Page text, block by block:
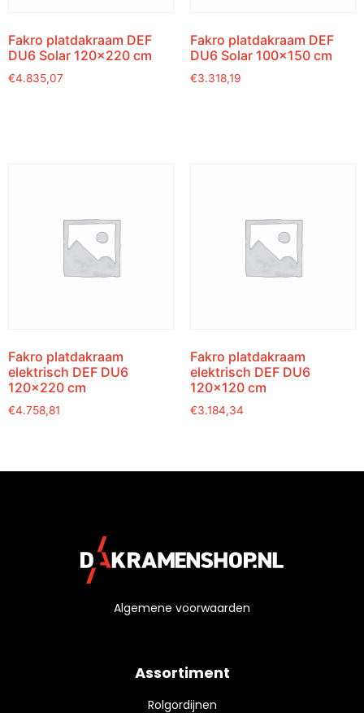
Fakro platdakraam DEF
DU6 Solar 120×220 cm
€4.835,07
Fakro platdakraam DEF
DU6 Solar 100×150 cm
€3.318,19
Fakro platdakraam
elektrisch DEF DU6
120×220 cm
€4.758,81
Fakro platdakraam
elektrisch DEF DU6
120×120 cm
€3.184,34
Algemene voorwaarden
Assortiment
Rolgordijnen